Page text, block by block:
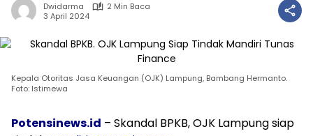
Dwidarma
2 Min Baca
3 April 2024
Kepala Otoritas Jasa Keuangan (OJK) Lampung, Bambang Hermanto.
Foto: Istimewa
Potensinews.id – Skandal BPKB, OJK Lampung siap